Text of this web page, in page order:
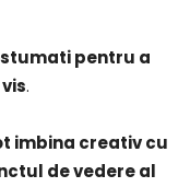
pentru a
.
imbina creativ cu
de vedere al